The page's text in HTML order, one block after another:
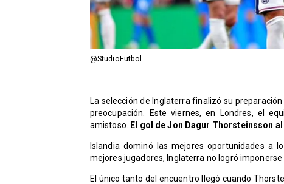
@StudioFutbol
La selección de Inglaterra finalizó su
preocupación. Este viernes, en Londres, el
amistoso.
El gol de Jon Dagur Thorsteinsson
Islandia dominó las mejores oportunidades a
mejores jugadores, Inglaterra no logró
El único tanto del encuentro llegó cuando